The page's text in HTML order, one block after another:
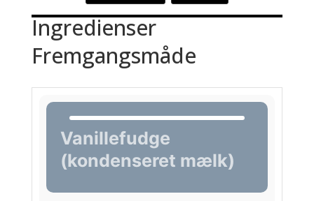
Ingredienser
Fremgangsmåde
Vanillefudge
(kondenseret mælk)